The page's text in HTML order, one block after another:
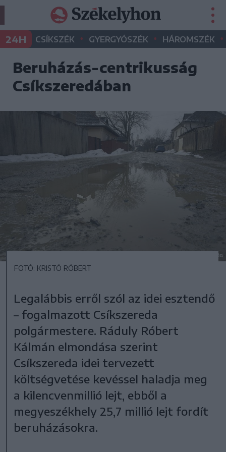
24H CSÍKSZÉK • GYERGYÓSZÉK • HÁROMSZÉK •
Beruházás-centrikusság
Csíkszeredában
FOTÓ: KRISTÓ RÓBERT
Legalábbis erről szól az idei esztendő
– fogalmazott Csíkszereda
polgármestere. Ráduly Róbert
Kálmán elmondása szerint
Csíkszereda idei tervezett
költségvetése kevéssel haladja meg
a kilencvenmillió lejt, ebből a
megyeszékhely 25,7 millió lejt fordít
beruházásokra.